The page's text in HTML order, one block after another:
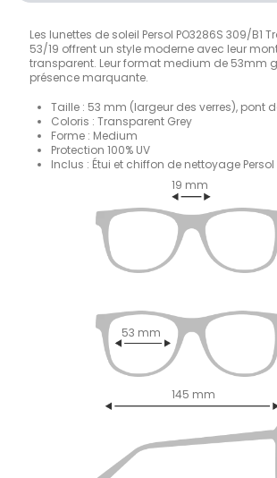
Les lunettes de soleil Persol PO3286S 309/B1
53/19 offrent un style moderne avec leur
transparent. Leur format medium de 53mm
présence marquante.
Taille : 53 mm (largeur des verres), pont
Coloris : Transparent Grey
Forme : Medium
Protection 100% UV
Inclus : Étui et chiffon de nettoyage Persol
19 mm
53 mm
145 mm